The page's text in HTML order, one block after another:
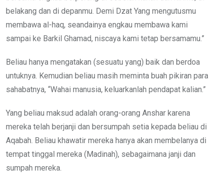
belakang dan di depanmu. Demi Dzat Yang mengutusmu
membawa al-haq, seandainya engkau membawa kami
sampai ke Barkil Ghamad, niscaya kami tetap bersamamu.”
Beliau hanya mengatakan (sesuatu yang) baik dan berdoa
untuknya. Kemudian beliau masih meminta buah pikiran para
sahabatnya, “Wahai manusia, keluarkanlah pendapat kalian.”
Yang beliau maksud adalah orang-orang Anshar karena
mereka telah berjanji dan bersumpah setia kepada beliau di
Aqabah. Beliau khawatir mereka hanya akan membelanya di
tempat tinggal mereka (Madinah), sebagaimana janji dan
sumpah mereka.